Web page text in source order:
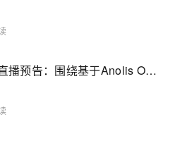
龙蜥大讲堂智算技术专场直播预告：围绕基于Anolis OS DCU部署、异构计算等主题分享